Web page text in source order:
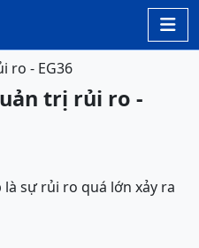

ro - EG36
trị rủi ro -
sự rủi ro quá lớn xảy ra